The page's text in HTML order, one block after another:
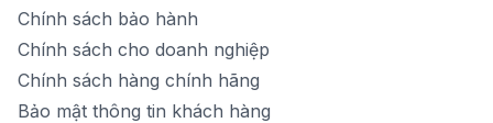
Chính sách bảo hành
Chính sách cho doanh nghiệp
Chính sách hàng chính hãng
Bảo mật thông tin khách hàng